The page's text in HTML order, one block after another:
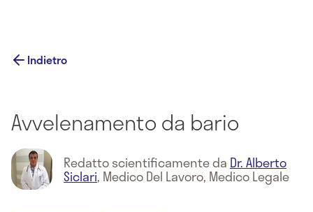
Indietro
Avvelenamento da bario
Redatto scientificamente da Dr. Alberto
Siclari, Medico Del Lavoro, Medico Legale